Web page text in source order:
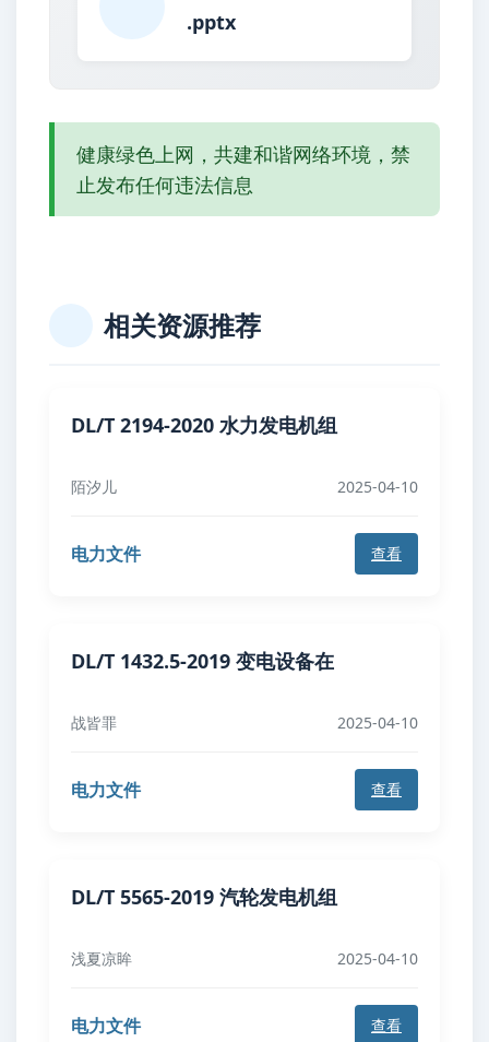
.pptx
健康绿色上网，共建和谐网络环境，禁
止发布任何违法信息
相关资源推荐
DL/T 2194-2020 水力发电机组
陌汐儿 2025-04-10
电力文件 查看
DL/T 1432.5-2019 变电设备在
战皆罪 2025-04-10
电力文件 查看
DL/T 5565-2019 汽轮发电机组
浅夏凉眸 2025-04-10
电力文件 查看